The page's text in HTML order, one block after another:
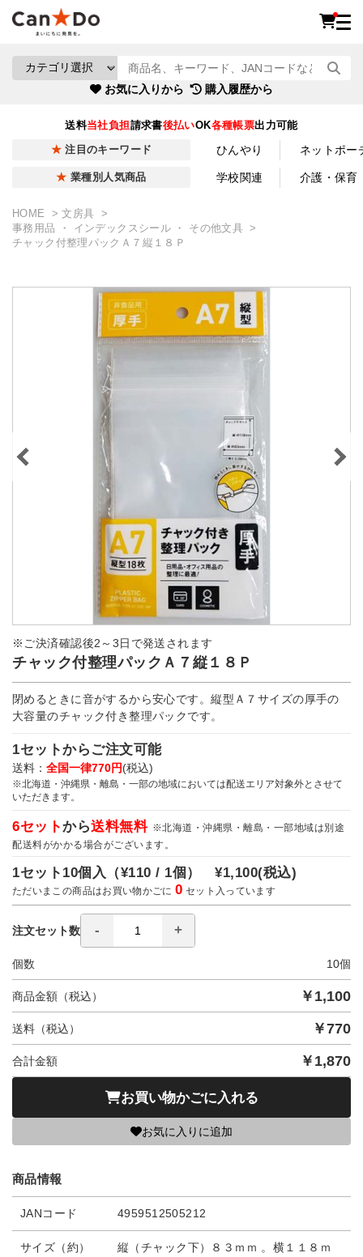
お気に入りから 購入履歴から
送料当社負担請求書後払いOK各種帳票出力可能
注目のキーワード ひんやり ネットポー
業種別人気商品 学校関連 介護・保育
HOME
文房具
事務用品 ・ インデックスシール ・ その他文具
チャック付整理パックＡ７縦１８Ｐ
※ご決済確認後2～3日で発送されます
チャック付整理パックＡ７縦１８Ｐ
閉めるときに音がするから安心です。縦型Ａ７サイズの厚手の
大容量のチャック付き整理パックです。
1セットからご注文可能
送料： 全国一律770円(税込)
※北海道・沖縄県・離島・一部の地域においては配送エリア対象外とさせて
いただきます。
6セットから送料無料 ※北海道・沖縄県・離島・一部地域は別途
配送料がかかる場合がございます。
1セット10個入（¥110 / 1個）¥1,100(税込)
ただいまこの商品はお買い物かごに0 セット入っています
注文セット数
個数 10個
商品金額（税込） ￥ 1,100
送料（税込） ￥770
合計金額 ￥ 1,870
お買い物かごに入れる
お気に入りに追加
商品情報
JANコード 4959512505212
サイズ（約）
縦（チャック下）８３ｍｍ 。横１１８ｍ